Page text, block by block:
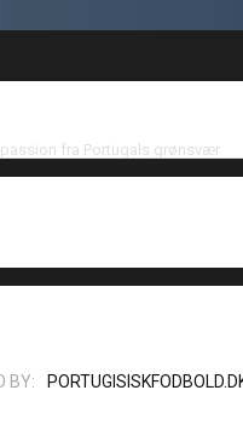
fra Portugals grønsvær
BY: